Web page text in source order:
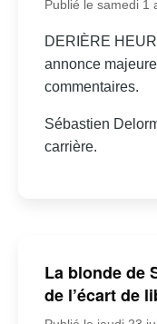
Publié le samedi 1
DERIÈRE
annonce
commentaires.
Sébastien
carrière.
La blonde de
de l’écart de